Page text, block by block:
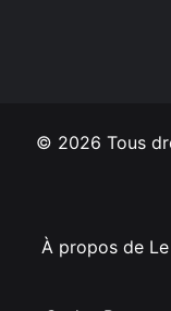
© 2026 Tous
À propos de